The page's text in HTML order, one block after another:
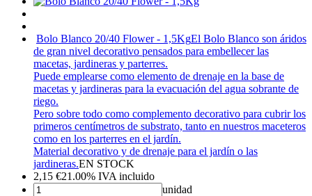
Bolo Blanco 20/40 Flower - 1,5KgEl Bolo Blanco son áridos
de gran nivel decorativo pensados para embellecer las
macetas, jardineras y parterres.
Puede emplearse como elemento de drenaje en la base de
macetas y jardineras para la evacuación del agua sobrante de
riego.
Pero sobre todo como complemento decorativo para cubrir los
primeros centímetros de substrato, tanto en nuestros maceteros
como en los parterres en el jardín.
Material decorativo y de drenaje para el jardín o las
jardineras.EN STOCK
2,15 €21.00% IVA incluido
unidad